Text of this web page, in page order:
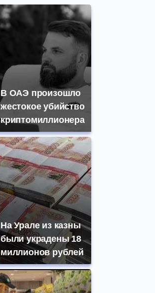
В ОАЭ произошло
жестокое убийство
криптомиллионера
На Урале из казны
были украдены 18
миллионов рублей